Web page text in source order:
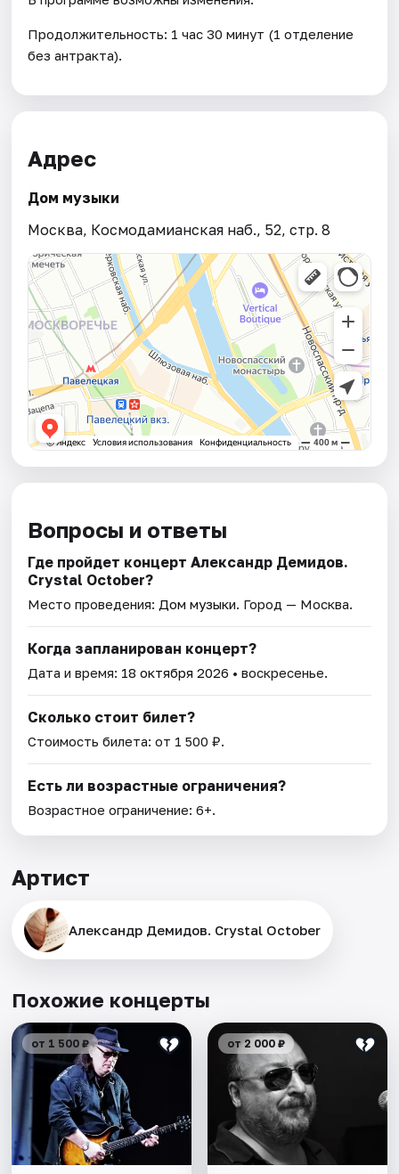
Продолжительность: 1 час 30 минут (1 отделение
без антракта).
Адрес
Дом музыки
Москва, Космодамианская наб., 52, стр. 8
Вопросы и ответы
Где пройдет концерт Александр Демидов.
Crystal October?
Место проведения: Дом музыки. Город — Москва.
Когда запланирован концерт?
Дата и время: 18 октября 2026 • воскресенье.
Сколько стоит билет?
Стоимость билета: от 1 500 ₽.
Есть ли возрастные ограничения?
Возрастное ограничение: 6+.
Артист
Александр Демидов. Crystal October
Похожие концерты
от 1 500 ₽ от 2 000 ₽